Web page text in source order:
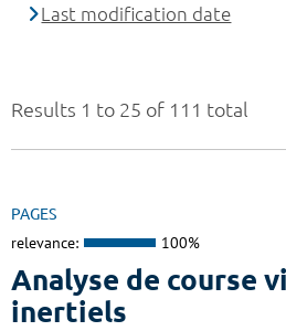
Results 1 to 25 of 111 total
PAGES
relevance: 100%
Analyse de course
inertiels
Last modification date